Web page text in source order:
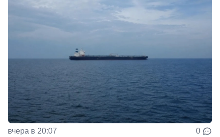
вчера в 20:07 0